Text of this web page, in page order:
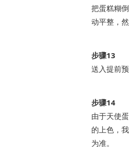
把蛋糕糊
动平整，
步骤13
送入提前
步骤14
由于天使
的上色，
为准。